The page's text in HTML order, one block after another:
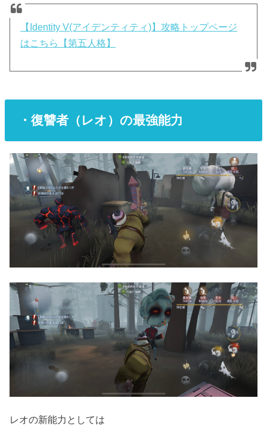
【Identity V(アイデンティティ)】攻略トップページ
はこちら【第五人格】
・復讐者（レオ）の最強能力
レオの新能力としては